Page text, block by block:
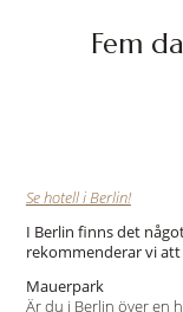
Fem
Se hotell i Berlin!
I Berlin finns det
rekommenderar vi
Mauerpark
Är du i Berlin över en